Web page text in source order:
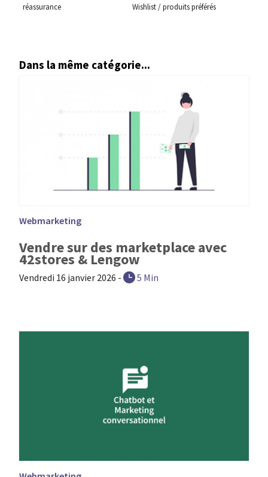
réassurance
Wishlist / produits préférés
Dans la même catégorie...
Webmarketing
Vendre sur des marketplace avec
42stores & Lengow
Vendredi 16 janvier 2026 - 5 Min